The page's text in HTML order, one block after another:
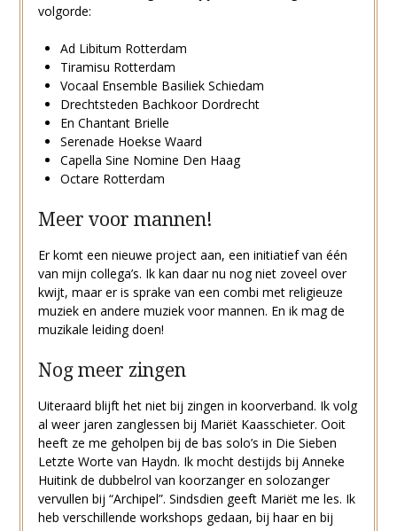
volgorde:
Ad Libitum Rotterdam
Tiramisu Rotterdam
Vocaal Ensemble Basiliek Schiedam
Drechtsteden Bachkoor Dordrecht
En Chantant Brielle
Serenade Hoekse Waard
Capella Sine Nomine Den Haag
Octare Rotterdam
Meer voor mannen!
Er komt een nieuwe project aan, een initiatief van één
van mijn collega’s. Ik kan daar nu nog niet zoveel over
kwijt, maar er is sprake van een combi met religieuze
muziek en andere muziek voor mannen. En ik mag de
muzikale leiding doen!
Nog meer zingen
Uiteraard blijft het niet bij zingen in koorverband. Ik volg
al weer jaren zanglessen bij Mariët Kaasschieter. Ooit
heeft ze me geholpen bij de bas solo’s in Die Sieben
Letzte Worte van Haydn. Ik mocht destijds bij Anneke
Huitink de dubbelrol van koorzanger en solozanger
vervullen bij “Archipel”. Sindsdien geeft Mariët me les. Ik
heb verschillende workshops gedaan, bij haar en bij